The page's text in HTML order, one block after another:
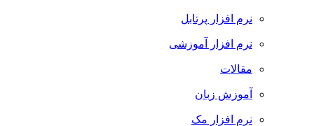
نرم افزار پرتابل
نرم افزار آموزشی
مقالات
آموزش زبان
نرم افزار مک